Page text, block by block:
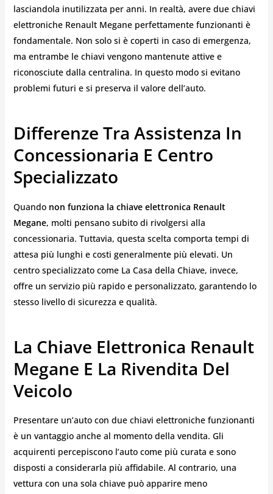
lasciandola inutilizzata per anni. In realtà, avere due chiavi
elettroniche Renault Megane perfettamente funzionanti è
fondamentale. Non solo si è coperti in caso di emergenza,
ma entrambe le chiavi vengono mantenute attive e
riconosciute dalla centralina. In questo modo si evitano
problemi futuri e si preserva il valore dell’auto.
Differenze Tra Assistenza In
Concessionaria E Centro
Specializzato
Quando non funziona la chiave elettronica Renault
Megane, molti pensano subito di rivolgersi alla
concessionaria. Tuttavia, questa scelta comporta tempi di
attesa più lunghi e costi generalmente più elevati. Un
centro specializzato come La Casa della Chiave, invece,
offre un servizio più rapido e personalizzato, garantendo lo
stesso livello di sicurezza e qualità.
La Chiave Elettronica Renault
Megane E La Rivendita Del
Veicolo
Presentare un’auto con due chiavi elettroniche funzionanti
è un vantaggio anche al momento della vendita. Gli
acquirenti percepiscono l’auto come più curata e sono
disposti a considerarla più affidabile. Al contrario, una
vettura con una sola chiave può apparire meno